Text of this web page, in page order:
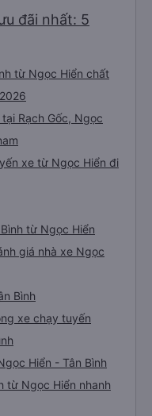
đãi nhất: 5
từ Ngọc Hiển chất
Rạch Gốc, Ngọc
xe từ Ngọc Hiển đi
từ Ngọc Hiển
giá nhà xe Ngọc
Bình
xe chạy tuyến
Hiển - Tân Bình
từ Ngọc Hiển nhanh